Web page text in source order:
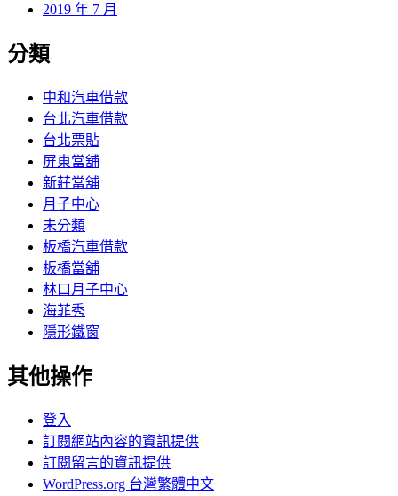
2019 年 7 月
分類
中和汽車借款
台北汽車借款
台北票貼
屏東當舖
新莊當舖
月子中心
未分類
板橋汽車借款
板橋當舖
林口月子中心
海菲秀
隱形鐵窗
其他操作
登入
訂閱網站內容的資訊提供
訂閱留言的資訊提供
WordPress.org 台灣繁體中文